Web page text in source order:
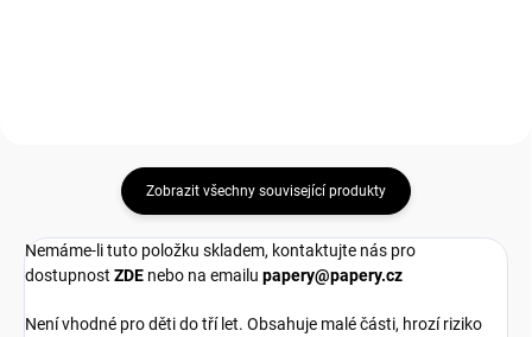
Zobrazit všechny související produkty
Nemáme-li tuto položku skladem, kontaktujte nás pro
dostupnost ZDE nebo na emailu papery@papery.cz
Není vhodné pro děti do tří let. Obsahuje malé části, hrozí riziko